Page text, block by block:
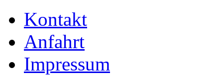
Kontakt
Anfahrt
Impressum